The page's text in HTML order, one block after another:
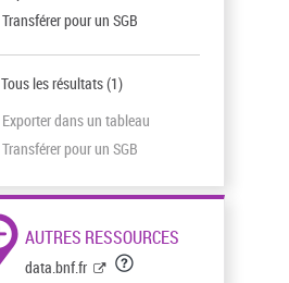
Transférer pour un SGB
Tous les résultats(1)
Exporter dans un tableau
Transférer pour un SGB
AUTRES RESSOURCES
data.bnf.fr